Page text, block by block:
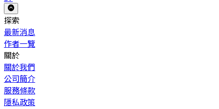
探索
最新消息
作者一覽
關於
關於我們
公司簡介
服務條款
隱私政策